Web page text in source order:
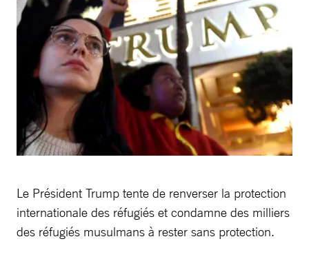
Le Président Trump tente de renverser la protection
internationale des réfugiés et condamne des milliers
des réfugiés musulmans à rester sans protection.